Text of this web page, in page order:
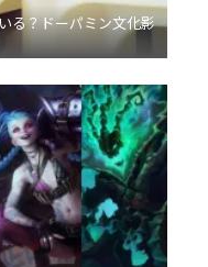
る？ドーパミン文化影